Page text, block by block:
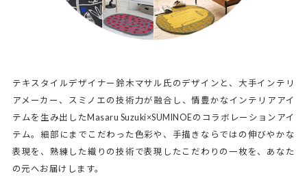
テキスタイルデザイナー鈴木マサル氏のデザインと、大手インテリ
アメーカー、スミノエの技術力が融合し、情豊かなインテリアアイ
テムを生み出したMasaru Suzuki×SUMINOEのコラボレーションアイ
テム。細部にまでこだわった色彩や、手描きならではの伸びやかな
表現を、熟練した織りの技術で表現したこだわりの一枚を、あなた
の元へお届けします。